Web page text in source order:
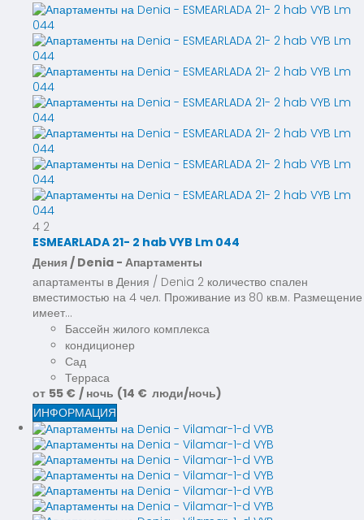
4 2
ESMEARLADA 21- 2 hab VYB Lm 044
Дения / Denia - Апартаменты
апартаменты в Дения / Denia 2 количество спален
вместимостью на 4 чел. Проживание из 80 кв.м. Размещение
имеет...
Бассейн жилого комплекса
кондиционер
Сад
Терраса
от 55 € / ночь (14 € люди/ночь)
ИНФОРМАЦИЯ